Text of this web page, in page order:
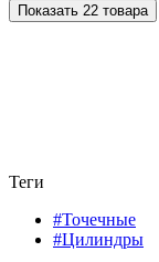
Показать 22 товара
Теги
#Точечные
#Цилиндры